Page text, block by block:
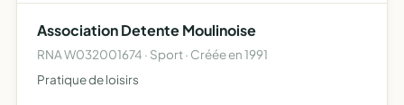
Association Detente Moulinoise
RNA W032001674 · Sport · Créée en 1991
Pratique de loisirs